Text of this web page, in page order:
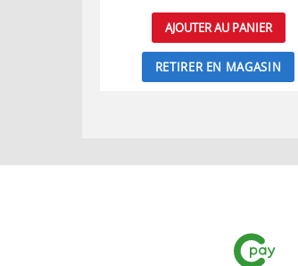
AJOUTER AU PANIER
RETIRER EN MAGASIN